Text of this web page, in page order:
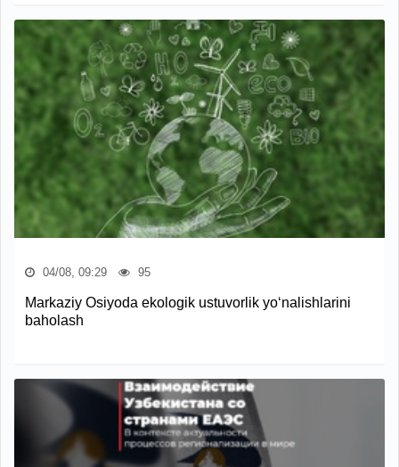
04/08, 09:29 95
Markaziy Osiyoda ekologik ustuvorlik yo‘nalishlarini
baholash